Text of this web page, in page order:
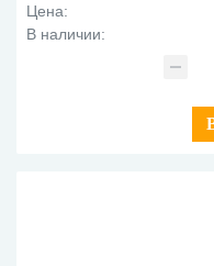
Цена:
В наличии: